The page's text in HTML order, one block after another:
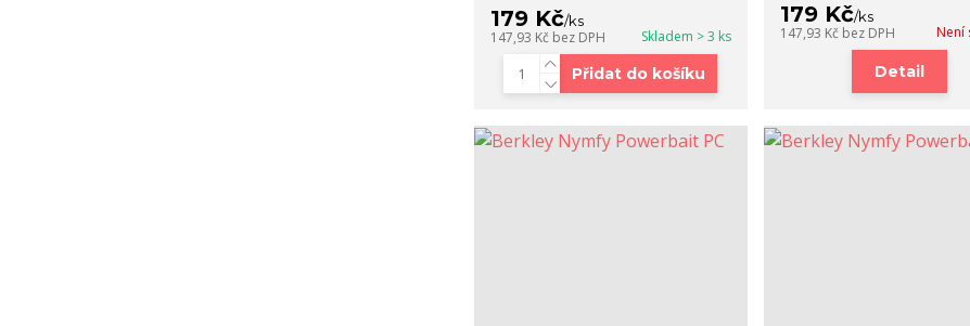
179 Kč/ks
147,93 Kč bez DPH Skladem > 3 ks
Přidat do košíku
179 Kč/ks
147,93 Kč bez DPH Není
Detail